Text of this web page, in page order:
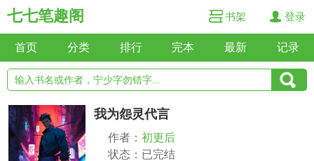
七七笔趣阁 书架 登录
首页 分类 排行 完本 最新 记录
我为怨灵代言
作者： 初更后
状态：已完结